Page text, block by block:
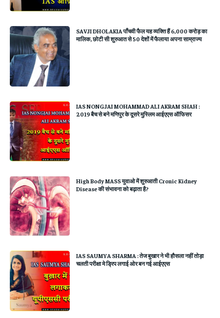
SAVJI DHOLAKIA पाँचवी फैल यह व्यक्ति हैं 6,000 करोड़ का
मालिक, छोटी सी शुरुआत से 50 देशों में फैलाया अपना साम्राज्य
IAS NONGJAI MOHAMMAD ALI AKRAM SHAH :
2019 बैच से बने मणिपुर के दूसरे मुस्लिम आईएएस ऑफिसर
High Body MASS युवाओ में शुरुआती Cronic Kidney
Disease की संभावना को बढ़ाता है?
IAS SAUMYA SHARMA : तेज बुखार ने भी हौसला नहीं तोड़ा
चलती परीक्षा मे ड्रिप लगाई ओर बन गई आईएएस